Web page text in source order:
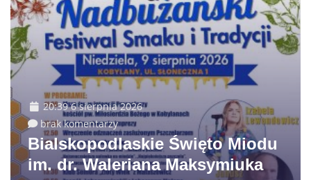
20:39 6 sierpnia 2026
brak komentarzy
Bialskopodlaskie Święto Miodu
im. dr. Waleriana Maksymiuka